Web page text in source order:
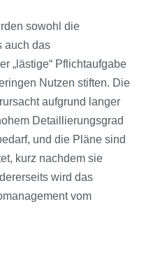
sowohl die
auch das
„lästige“ Pflichtaufgabe
Nutzen stiften. Die
aufgrund langer
Detaillierungsgrad
und die Pläne sind
kurz nachdem sie
wird das
vom